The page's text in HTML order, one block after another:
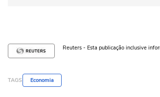
Reuters - Esta publicação inclusive
TAGS Economia